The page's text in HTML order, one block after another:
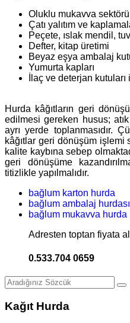
Oluklu mukavva sektörü
Çatı yalıtım ve
Peçete, ıslak mendil,
Defter, kitap üretimi
Beyaz eşya ambalaj
Yumurta kapları
İlaç ve deterjan kutuları
Hurda kâğıtların geri
edilmesi gereken husus; atık
ayrı yerde toplanmasıdır.
kâğıtlar geri dönüşüm işlemi
kalite kaybına sebep
geri dönüşüme
titizlikle yapılmalıdır.
bağlum karton hurda
bağlum ambalaj hurdası
bağlum mukavva hurda
Adresten toptan fiyata
0.533.704 0659
Kağıt Hurda